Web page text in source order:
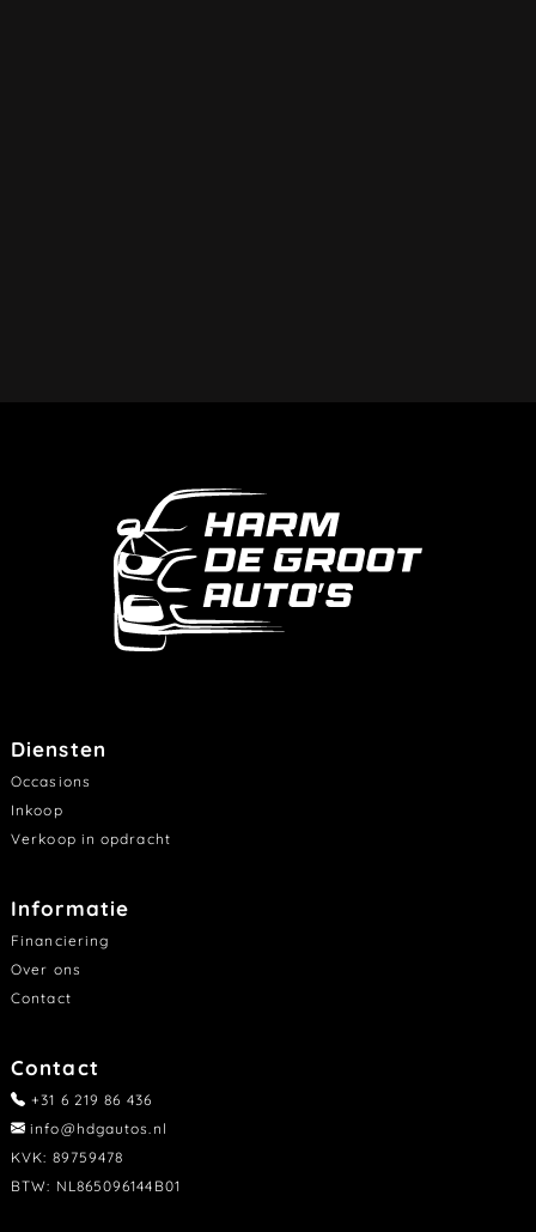
Diensten
Occasions
Inkoop
Verkoop in opdracht
Informatie
Financiering
Over ons
Contact
Contact
+31 6 219 86 436
info@hdgautos.nl
KVK: 89759478
BTW: NL865096144B01